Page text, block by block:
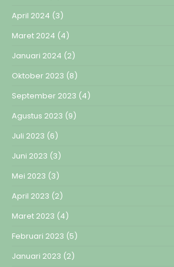
April 2024 (3)
Maret 2024 (4)
Januari 2024 (2)
Oktober 2023 (8)
September 2023 (4)
Agustus 2023 (9)
Juli 2023 (6)
Juni 2023 (3)
Mei 2023 (3)
April 2023 (2)
Maret 2023 (4)
Februari 2023 (5)
Januari 2023 (2)